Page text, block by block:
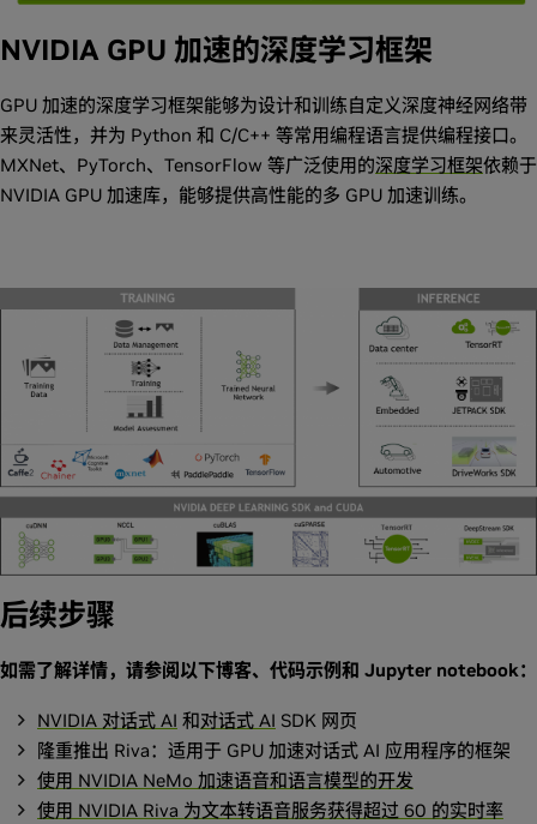
NVIDIA GPU 加速的深度学习框架
GPU 加速的深度学习框架能够为设计和训练自定义深度神经网络带
来灵活性，并为 Python 和 C/C++ 等常用编程语言提供编程接口。
MXNet、PyTorch、TensorFlow 等广泛使用的深度学习框架依赖于
NVIDIA GPU 加速库，能够提供高性能的多 GPU 加速训练。
后续步骤
如需了解详情，请参阅以下博客、代码示例和 Jupyter notebook：
NVIDIA 对话式 AI 和对话式 AI SDK 网页
隆重推出 Riva：适用于 GPU 加速对话式 AI 应用程序的框架
使用 NVIDIA NeMo 加速语音和语言模型的开发
使用 NVIDIA Riva 为文本转语音服务获得超过 60 的实时率